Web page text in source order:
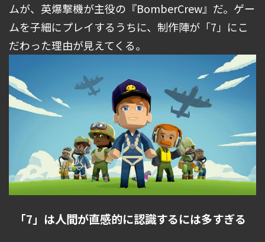
ムが、英爆撃機が主役の『BomberCrew』だ。ゲー
ムを子細にプレイするうちに、制作陣が「7」にこ
だわった理由が見えてくる。
「7」は人間が直感的に認識するには多すぎる